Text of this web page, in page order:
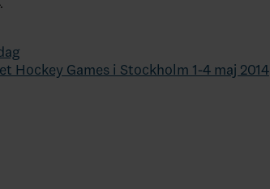
Hockey Games i Stockholm 1-4 maj 2014